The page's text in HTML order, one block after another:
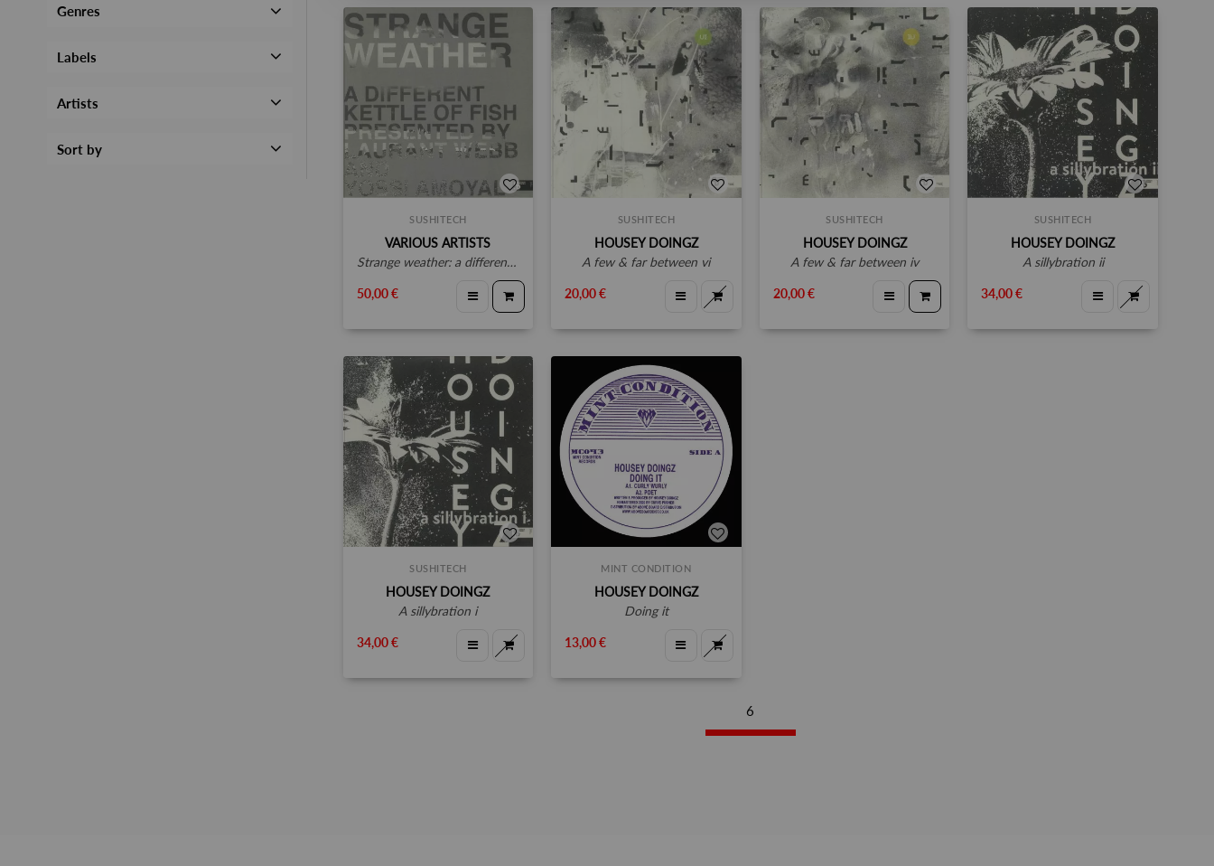
Genres
Labels
Artists
Sort by
SUSHITECH
VARIOUS ARTISTS
strange weather: a different kettle of fish (feat housey doingz, the ron honey experience, space bunny)
50,00 €
SUSHITECH
HOUSEY DOINGZ
a few & far between vi
20,00 €
SUSHITECH
HOUSEY DOINGZ
a few & far between iv
20,00 €
SUSHITECH
HOUSEY DOINGZ
a sillybration ii
34,00 €
SUSHITECH
HOUSEY DOINGZ
a sillybration i
34,00 €
MINT CONDITION
HOUSEY DOINGZ
doing it
13,00 €
6